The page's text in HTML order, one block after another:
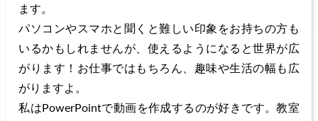
ます。
パソコンやスマホと聞くと難しい印象をお持ちの方も
いるかもしれませんが、使えるようになると世界が広
がります！お仕事ではもちろん、趣味や生活の幅も広
がりますよ。
私はPowerPointで動画を作成するのが好きです。教室